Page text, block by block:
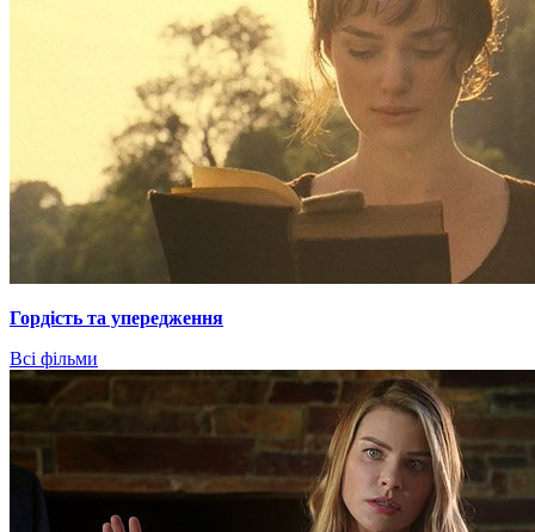
Гордiсть та упередження
Всі фільми